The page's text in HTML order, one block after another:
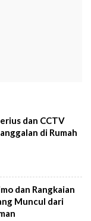
dan CCTV
di Rumah
dan Rangkaian
Muncul dari